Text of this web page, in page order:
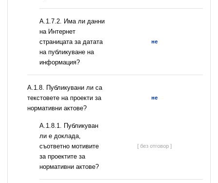
A.1.7.2. Има ли данни
на Интернет
страницата за датата
на публикуване на
информация?
не
А.1.8. Публикувани ли са
текстовете на проекти за
нормативни актове?
не
А.1.8.1. Публикуван
ли е доклада,
съответно мотивите
за проектите за
нормативни актове?
[ без отговор ]